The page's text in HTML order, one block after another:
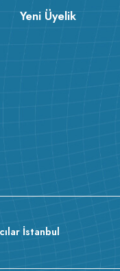
Yeni Üyelik
İstanbul